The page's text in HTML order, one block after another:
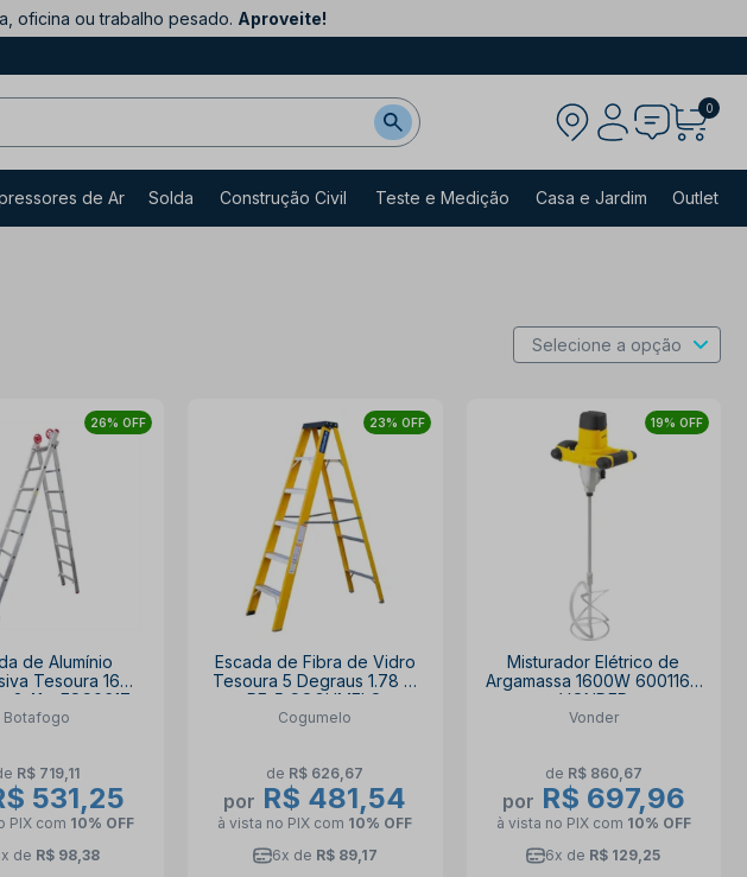
oficina ou trabalho pesado. Aproveite!
0
de Ar Solda Construção Civil Teste e Medição Casa e Jardim Outlet
26% OFF
de Alumínio
Tesoura 16
2.41m ESC0617
BOTAFOGO
Botafogo
R$ 719,11
531,25
PIX com 10% OFF
de R$ 98,38
23% OFF
Escada de Fibra de Vidro
Tesoura 5 Degraus 1.78 M
RF-5 COGUMELO
Cogumelo
de R$ 626,67
por R$ 481,54
à vista no PIX com 10% OFF
6x de R$ 89,17
19% OFF
Misturador Elétrico de
Argamassa 1600W 6001160
VONDER
Vonder
de R$ 860,67
por R$ 697,96
à vista no PIX com 10% OFF
6x de R$ 129,25